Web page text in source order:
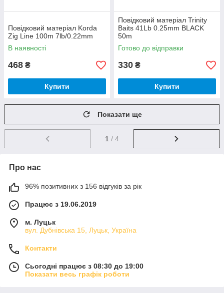
Повідковий матеріал Korda
Zig Line 100m 7lb/0.22mm
В наявності
468 ₴
Купити
Повідковий матеріал Trinity
Baits 41Lb 0.25mm BLACK
50m
Готово до відправки
330 ₴
Купити
Показати ще
1 / 4
Про нас
96% позитивних з 156 відгуків за рік
Працює з 19.06.2019
м. Луцьк
вул. Дубнівська 15, Луцьк, Україна
Контакти
Сьогодні працює з 08:30 до 19:00
Показати весь графік роботи